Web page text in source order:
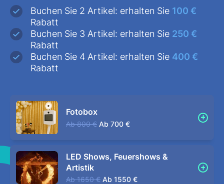
Buchen Sie 2 Artikel: erhalten Sie 100 €
Rabatt
Buchen Sie 3 Artikel: erhalten Sie 250 €
Rabatt
Buchen Sie 4 Artikel: erhalten Sie 400 €
Rabatt
Fotobox
Ab 800 € Ab 700 €
LED Shows, Feuershows &
Artistik
Ab 1650 € Ab 1550 €